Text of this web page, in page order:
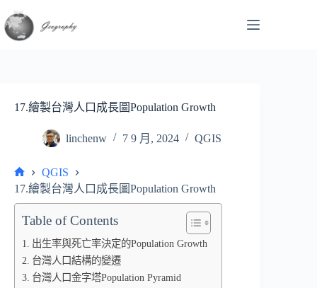
至
17.繪製台灣人口成長圖Population Growth
linchenw 7 9 月, 2024 QGIS
首
頁
QGIS
17.繪製台灣人口成長圖Population Growth
Table of Contents
出生率與死亡率決定的Population Growth
台灣人口結構的變遷
台灣人口金字塔Population Pyramid